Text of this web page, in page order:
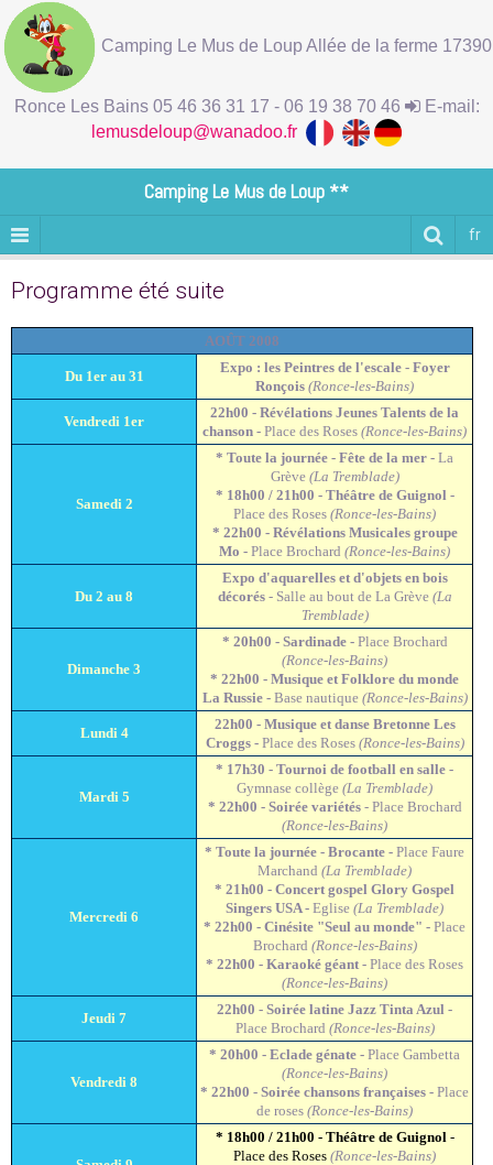
Camping Le Mus de Loup Allée de la ferme 17390
Ronce Les Bains 05 46 36 31 17 - 06 19 38 70 46
E-mail:
lemusdeloup@wanadoo.fr
Camping Le Mus de Loup **
fr
Programme été suite
AOÛT 2008
Du 1er au 31
Expo : les Peintres de l'escale - Foyer
Ronçois (Ronce-les-Bains)
Vendredi 1er
22h00 - Révélations Jeunes Talents de la
chanson - Place des Roses (Ronce-les-Bains)
Samedi 2
* Toute la journée - Fête de la mer - La
Grève (La Tremblade)
* 18h00 / 21h00 - Théâtre de Guignol -
Place des Roses (Ronce-les-Bains)
* 22h00 - Révélations Musicales groupe
Mo - Place Brochard (Ronce-les-Bains)
Du 2 au 8
Expo d'aquarelles et d'objets en bois
décorés - Salle au bout de La Grève (La
Tremblade)
Dimanche 3
* 20h00 - Sardinade - Place Brochard
(Ronce-les-Bains)
* 22h00 - Musique et Folklore du monde
La Russie - Base nautique (Ronce-les-Bains)
Lundi 4
22h00 - Musique et danse Bretonne Les
Croggs - Place des Roses (Ronce-les-Bains)
Mardi 5
* 17h30 - Tournoi de football en salle -
Gymnase collège (La Tremblade)
* 22h00 - Soirée variétés- Place Brochard
(Ronce-les-Bains)
Mercredi 6
* Toute la journée - Brocante - Place Faure
Marchand (La Tremblade)
* 21h00 - Concert gospel Glory Gospel
Singers USA - Eglise (La Tremblade)
* 22h00 - Cinésite "Seul au monde" - Place
Brochard (Ronce-les-Bains)
* 22h00 - Karaoké géant - Place des Roses
(Ronce-les-Bains)
Jeudi 7
22h00 - Soirée latine Jazz Tinta Azul -
Place Brochard (Ronce-les-Bains)
Vendredi 8
* 20h00 - Eclade génate - Place Gambetta
(Ronce-les-Bains)
* 22h00 - Soirée chansons françaises - Place
de roses (Ronce-les-Bains)
* 18h00 / 21h00 - Théâtre de Guignol -
Place des Roses (Ronce-les-Bains)